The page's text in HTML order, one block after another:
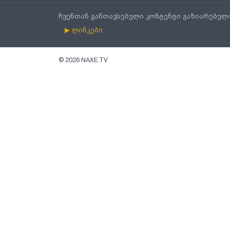
ჩვენთან განთავსებული კონტენტი
▶ ლინკები
© 2026 NAXE.TV